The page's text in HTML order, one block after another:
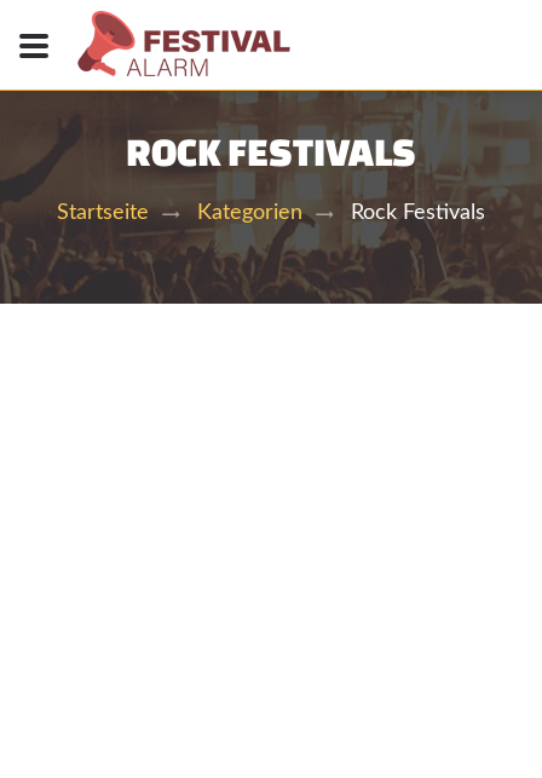
ROCK FESTIVALS
Startseite Kategorien Rock Festivals